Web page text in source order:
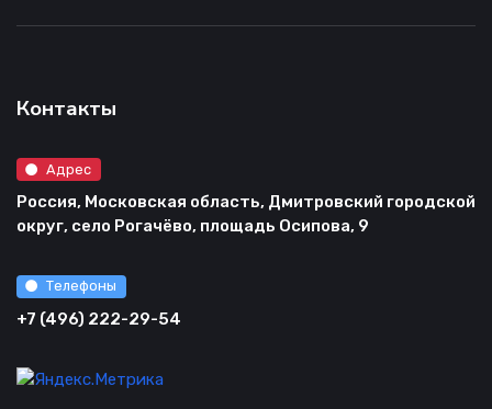
Контакты
Адрес
Россия, Московская область, Дмитровский городской
округ, село Рогачёво, площадь Осипова, 9
Телефоны
+7 (496) 222-29-54